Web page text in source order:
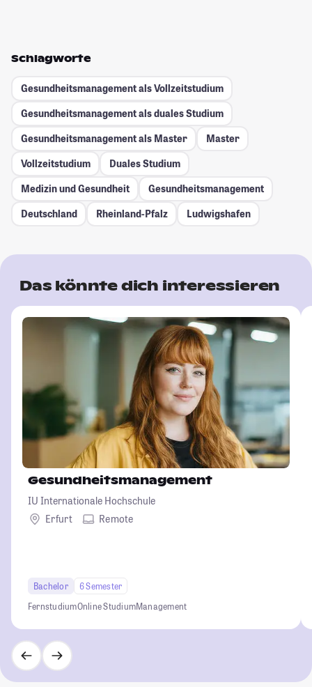
Schlagworte
Gesundheitsmanagement als Vollzeitstudium
Gesundheitsmanagement als duales Studium
Gesundheitsmanagement als Master
Master
Vollzeitstudium
Duales Studium
Medizin und Gesundheit
Gesundheitsmanagement
Deutschland
Rheinland-Pfalz Ludwigshafen
Das könnte dich interessieren
Gesundheitsmanagement
IU Internationale Hochschule
Erfurt
Remote
Bachelor
6 Semester
FernstudiumOnline StudiumManagement